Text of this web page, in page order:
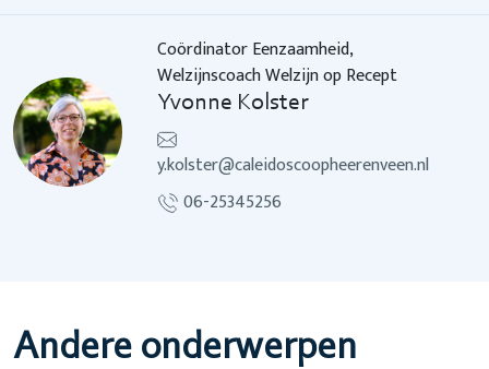
Coördinator Eenzaamheid,
Welzijnscoach Welzijn op Recept
Yvonne Kolster
y.kolster@caleidoscoopheerenveen.nl
06-25345256
Andere onderwerpen